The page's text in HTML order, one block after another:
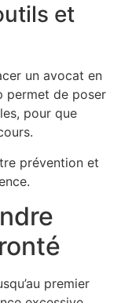
et
un avocat en
permet de poser
pour que
prévention et
premier